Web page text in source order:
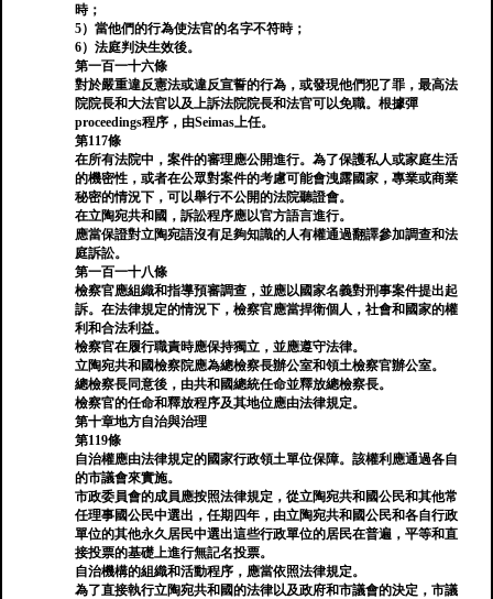
時；
5）當他們的行為使法官的名字不符時；
6）法庭判決生效後。
第一百一十六條
對於嚴重違反憲法或違反宣誓的行為，或發現他們犯了罪，最高法
院院長和大法官以及上訴法院院長和法官可以免職。根據彈
proceedings程序，由Seimas上任。
第117條
在所有法院中，案件的審理應公開進行。為了保護私人或家庭生活
的機密性，或者在公眾對案件的考慮可能會洩露國家，專業或商業
秘密的情況下，可以舉行不公開的法院聽證會。
在立陶宛共和國，訴訟程序應以官方語言進行。
應當保證對立陶宛語沒有足夠知識的人有權通過翻譯參加調查和法
庭訴訟。
第一百一十八條
檢察官應組織和指導預審調查，並應以國家名義對刑事案件提出起
訴。在法律規定的情況下，檢察官應當捍衛個人，社會和國家的權
利和合法利益。
檢察官在履行職責時應保持獨立，並應遵守法律。
立陶宛共和國檢察院應為總檢察長辦公室和領土檢察官辦公室。
總檢察長同意後，由共和國總統任命並釋放總檢察長。
檢察官的任命和釋放程序及其地位應由法律規定。
第十章地方自治與治理
第119條
自治權應由法律規定的國家行政領土單位保障。該權利應通過各自
的市議會來實施。
市政委員會的成員應按照法律規定，從立陶宛共和國公民和其他常
任理事國公民中選出，任期四年，由立陶宛共和國公民和各自行政
單位的其他永久居民中選出這些行政單位的居民在普遍，平等和直
接投票的基礎上進行無記名投票。
自治機構的組織和活動程序，應當依照法律規定。
為了直接執行立陶宛共和國的法律以及政府和市議會的決定，市議